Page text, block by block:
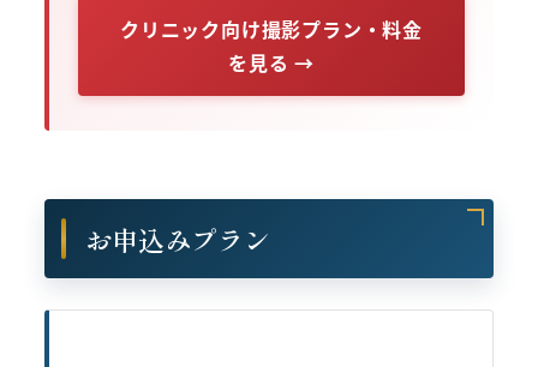
クリニック向け撮影プラン・料金
を見る →
お申込みプラン